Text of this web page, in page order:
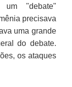
"debate"
precisava
uma grande
do debate.
os ataques